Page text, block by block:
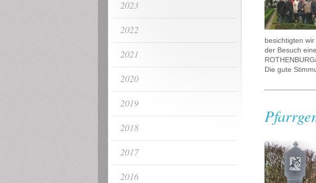
besichtigten
der Besuch
Die gute
2023
2022
2021
2020
2019
2018
2017
2016